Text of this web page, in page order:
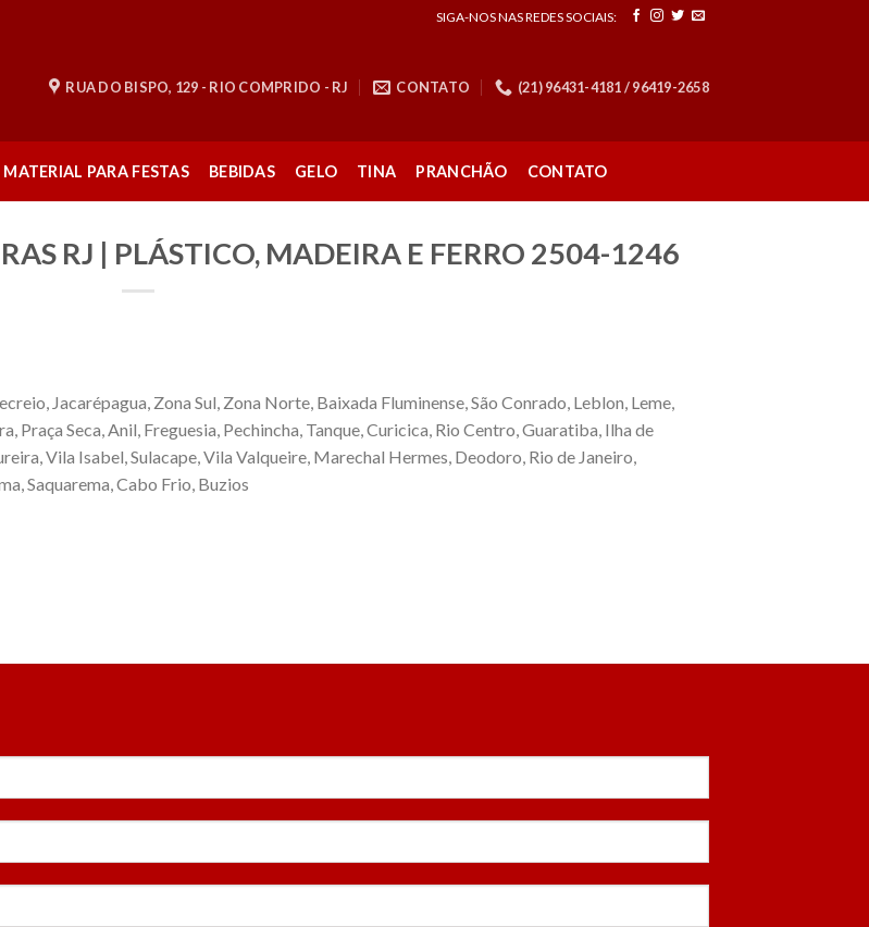
SIGA-NOS NAS REDES SOCIAIS:
RUA DO BISPO, 129 - RIO COMPRIDO - RJ CONTATO (21) 96431-4181 / 96419-2658
MATERIAL PARA FESTAS BEBIDAS GELO TINA PRANCHÃO CONTATO
RJ | PLÁSTICO, MADEIRA E FERRO 2504-1246
Jacarépagua, Zona Sul, Zona Norte, Baixada Fluminense, São Conrado, Leblon, Leme,
Praça Seca, Anil, Freguesia, Pechincha, Tanque, Curicica, Rio Centro, Guaratiba, Ilha de
Vila Isabel, Sulacape, Vila Valqueire, Marechal Hermes, Deodoro, Rio de Janeiro,
Saquarema, Cabo Frio, Buzios